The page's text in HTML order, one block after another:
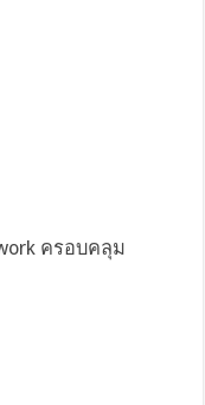
ครอบคลุม